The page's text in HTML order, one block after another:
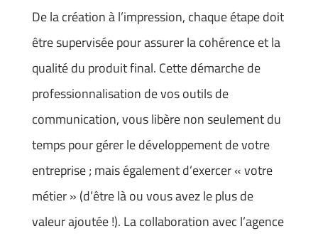
De la création à l’impression, chaque étape doit
être supervisée pour assurer la cohérence et la
qualité du produit final. Cette démarche de
professionnalisation de vos outils de
communication, vous libère non seulement du
temps pour gérer le développement de votre
entreprise ; mais également d’exercer « votre
métier » (d’être là ou vous avez le plus de
valeur ajoutée !). La collaboration avec l’agence